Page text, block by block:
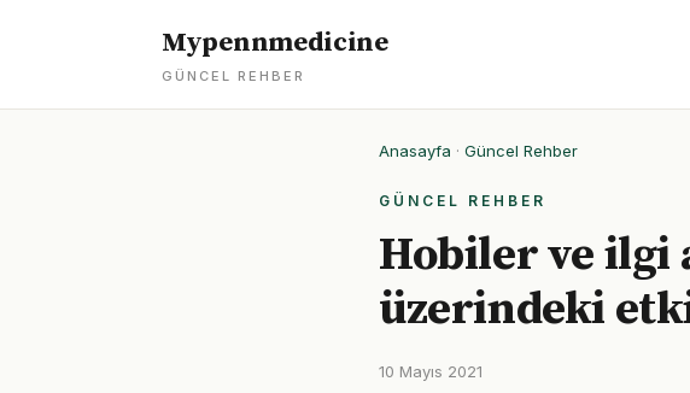
Mypennmedicine
GÜNCEL REHBER
Anasayfa · Güncel Rehber
GÜNCEL REHBER
Hobiler ve ilgi
üzerindeki
10 Mayıs 2021